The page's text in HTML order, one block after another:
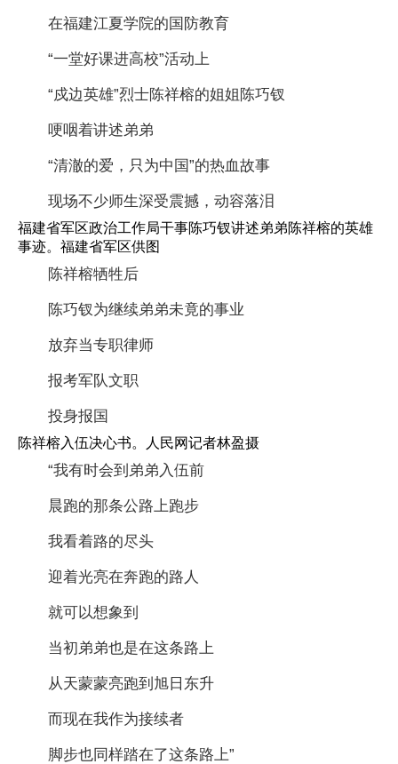
在福建江夏学院的国防教育
“一堂好课进高校”活动上
“戍边英雄”烈士陈祥榕的姐姐陈巧钗
哽咽着讲述弟弟
“清澈的爱，只为中国”的热血故事
现场不少师生深受震撼，动容落泪
福建省军区政治工作局干事陈巧钗讲述弟弟陈祥榕的英雄
事迹。福建省军区供图
陈祥榕牺牲后
陈巧钗为继续弟弟未竟的事业
放弃当专职律师
报考军队文职
投身报国
陈祥榕入伍决心书。人民网记者林盈摄
“我有时会到弟弟入伍前
晨跑的那条公路上跑步
我看着路的尽头
迎着光亮在奔跑的路人
就可以想象到
当初弟弟也是在这条路上
从天蒙蒙亮跑到旭日东升
而现在我作为接续者
脚步也同样踏在了这条路上”